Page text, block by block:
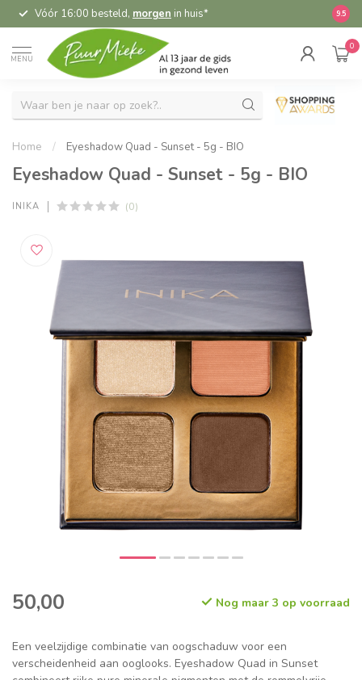
5,95 verzending NL & BE, vanaf 55,- 9.5
MENU
0
Home / Eyeshadow Quad - Sunset - 5g - BIO
Eyeshadow Quad - Sunset - 5g - BIO
INIKA (0)
50,00 Nog maar 3 op voorraad
Een veelzijdige combinatie van oogschaduw voor een
verscheidenheid aan ooglooks. Eyeshadow Quad in Sunset